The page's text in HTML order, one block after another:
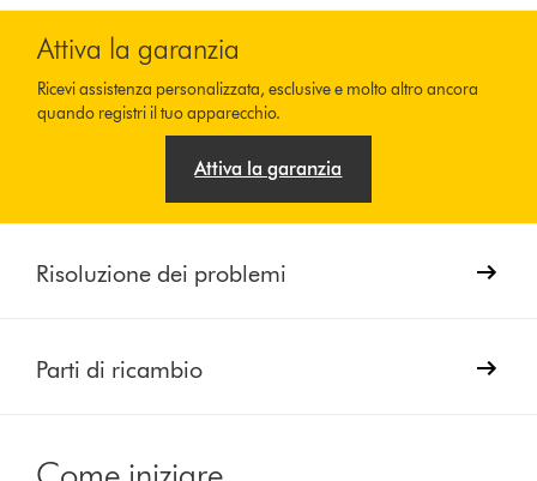
Attiva la garanzia
Ricevi assistenza personalizzata, esclusive e molto altro ancora
quando registri il tuo apparecchio.
Attiva la garanzia
Risoluzione dei problemi
Parti di ricambio